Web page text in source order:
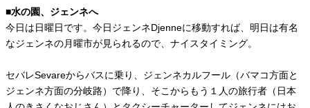
■水の園、ジェンネへ
今日は日曜日です。今日ジェンネDjenneに移動すれば、明日は有名
なジェンネの月曜市が見られるので、ナイスタイミング。
セバレSevareからバスに乗り、ジェンネカルフール（バマコ方面と
ジェンネ方面の分岐路）で降り、そこからもう１人の旅行者（日本